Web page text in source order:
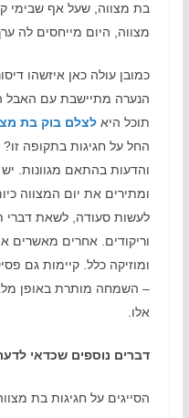
בת מצווה, שעל אף שבימי
מצווה, היום מייחסים לה
כמובן עולה כאן איזשהו
הנערה מתיישבת עם האבל
תוכל היא לצלם בוק בת
החל על חגיגות בתקופה
והדעות בהתאם מגוונות.
ומתירים את יום המצווה
לעשות סעודה, לשאת דברי
וריקודים. אחרים מאשרים
ומוזיקה כלל. קיימות גם
– השמחה מותרת באופן
אלו.
דברים נוספים שכדאי
הסייגים על חגיגות בת